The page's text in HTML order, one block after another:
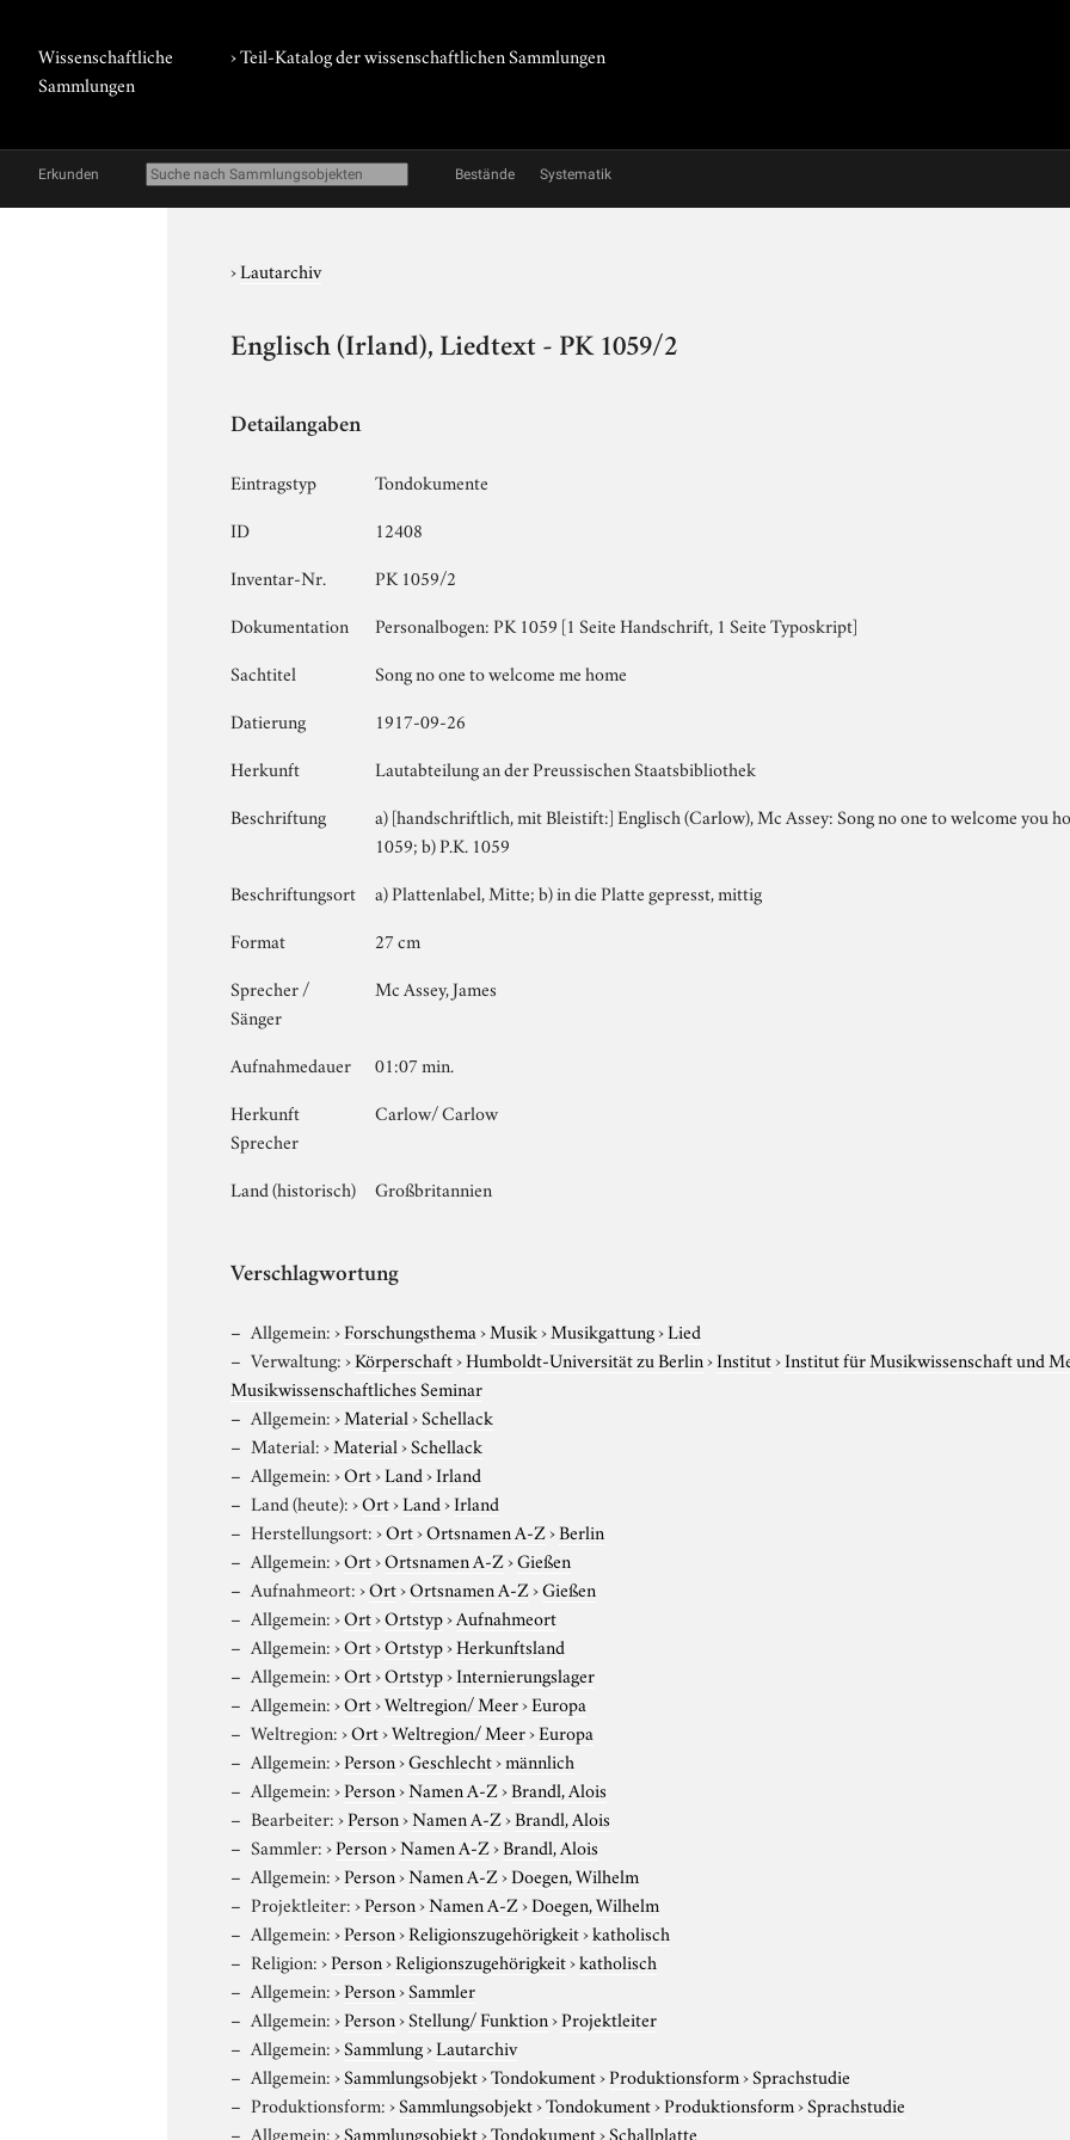
Wissenschaftliche
Sammlungen
› Teil-Katalog der wissenschaftlichen Sammlungen
Erkunden Bestände Systematik
›Lautarchiv
Englisch (Irland), Liedtext - PK 1059/2
Detailangaben
Eintragstyp
Tondokumente
ID
12408
Inventar-Nr.
PK 1059/2
Dokumentation
Personalbogen: PK 1059 [1 Seite Handschrift, 1 Seite Typoskript]
Sachtitel
Song no one to welcome me home
Datierung
1917-09-26
Herkunft
Lautabteilung an der Preussischen Staatsbibliothek
Beschriftung
a) [handschriftlich, mit Bleistift:] Englisch (Carlow), Mc Assey: Song no one to welcome you
1059; b) P.K. 1059
Beschriftungsort
a) Plattenlabel, Mitte; b) in die Platte gepresst, mittig
Format
27 cm
Sprecher /
Sänger
Mc Assey, James
Aufnahmedauer
01:07 min.
Herkunft
Sprecher
Carlow/ Carlow
Land (historisch) Großbritannien
Verschlagwortung
Allgemein:›Forschungsthema›Musik›Musikgattung›Lied
Verwaltung:›Körperschaft›Humboldt-Universität zu Berlin›Institut›Institut für Musikwissenschaft und
Musikwissenschaftliches Seminar
Allgemein:›Material›Schellack
Material:›Material›Schellack
Allgemein:›Ort›Land›Irland
Land (heute):›Ort›Land›Irland
Herstellungsort:›Ort›Ortsnamen A-Z›Berlin
Allgemein:›Ort›Ortsnamen A-Z›Gießen
Aufnahmeort:›Ort›Ortsnamen A-Z›Gießen
Allgemein:›Ort›Ortstyp›Aufnahmeort
Allgemein:›Ort›Ortstyp›Herkunftsland
Allgemein:›Ort›Ortstyp›Internierungslager
Allgemein:›Ort›Weltregion/ Meer›Europa
Weltregion:›Ort›Weltregion/ Meer›Europa
Allgemein:›Person›Geschlecht›männlich
Allgemein:›Person›Namen A-Z›Brandl, Alois
Bearbeiter:›Person›Namen A-Z›Brandl, Alois
Sammler:›Person›Namen A-Z›Brandl, Alois
Allgemein:›Person›Namen A-Z›Doegen, Wilhelm
Projektleiter:›Person›Namen A-Z›Doegen, Wilhelm
Allgemein:›Person›Religionszugehörigkeit›katholisch
Religion:›Person›Religionszugehörigkeit›katholisch
Allgemein:›Person›Sammler
Allgemein:›Person›Stellung/ Funktion›Projektleiter
Allgemein:›Sammlung›Lautarchiv
Allgemein:›Sammlungsobjekt›Tondokument›Produktionsform›Sprachstudie
Produktionsform:›Sammlungsobjekt›Tondokument›Produktionsform›Sprachstudie
Allgemein:›Sammlungsobjekt›Tondokument›Schallplatte